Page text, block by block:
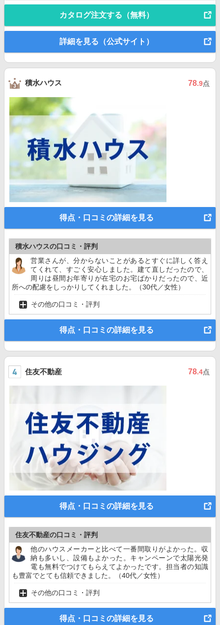
カタログ注文する（無料）
詳細を見る（公式サイト）
積水ハウス 78.9点
得点・口コミの詳細を見る
積水ハウスの口コミ・評判
営業さんが、分からないことがあるとすぐに詳しく答え
てくれて、すごく安心しました。建て直しだったので、
周りは昼間お年寄りが在宅のお宅ばかりだったので、近
所への配慮をしっかりしてくれました。（30代／女性）
その他の口コミ・評判
得点・口コミの詳細を見る
住友不動産 78.4点
得点・口コミの詳細を見る
住友不動産の口コミ・評判
他のハウスメーカーと比べて一番間取りがよかった。収
納も多いし、設備もよかった。キャンペーンで太陽光発
電も無料でつけてもらえてよかったです。担当者の知識
も豊富でとても信頼できました。（40代／女性）
その他の口コミ・評判
得点・口コミの詳細を見る